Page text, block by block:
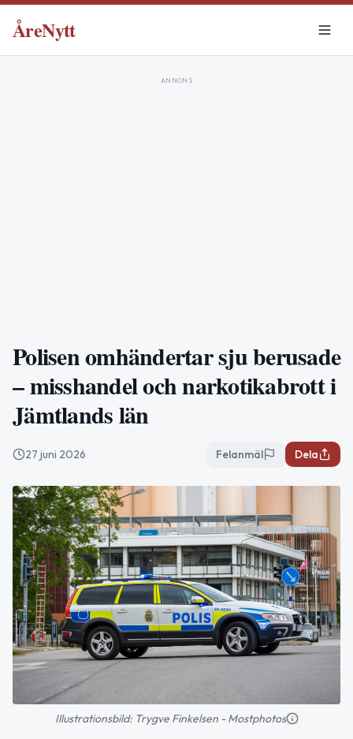
ÅreNytt
ANNONS
Polisen omhändertar sju berusade
– misshandel och narkotikabrott i
Jämtlands län
27 juni 2026 Felanmäl Dela
Illustrationsbild: Trygve Finkelsen - Mostphotos